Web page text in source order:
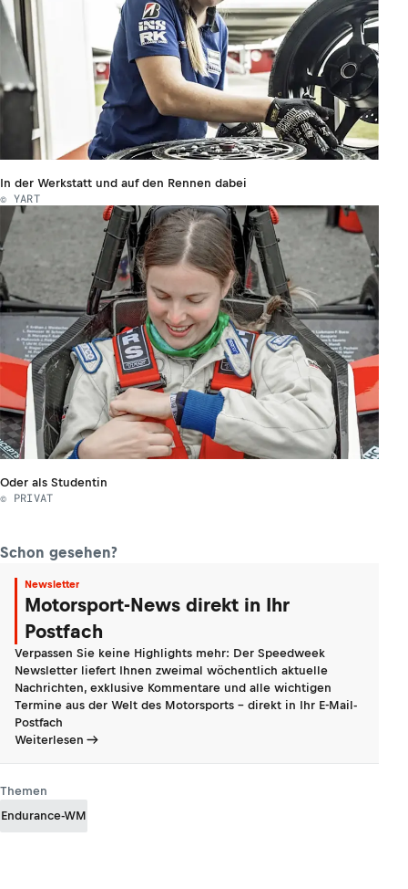
In der Werkstatt und auf den Rennen dabei
© YART
Oder als Studentin
© PRIVAT
Schon gesehen?
Newsletter
Motorsport-News direkt in Ihr
Postfach
Verpassen Sie keine Highlights mehr: Der Speedweek
Newsletter liefert Ihnen zweimal wöchentlich aktuelle
Nachrichten, exklusive Kommentare und alle wichtigen
Termine aus der Welt des Motorsports - direkt in Ihr E-Mail-
Postfach
Weiterlesen
Themen
Endurance-WM